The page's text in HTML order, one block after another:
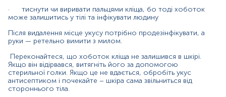
збудниками бореліозу, анаплазмозу та бабезіозу, які
все більше стають поширеними.
При виявленні вірусу кліщового енцефаліту
проводиться імунопрофілактика пацієнта для
Якщо кліщ заражений
Якщо кліщ заражений на хворобу Лайма (бореліоз),
захворювання виявиться не у всіх укушених. У половини
· тиснути чи виривати пальцями кліща, бо тоді хоботок
може залишитись у тілі та інфікувати людину
Після видалення місце укусу потрібно продезінфікувати, а
руки — ретельно вимити з милом.
Переконайтеся, що хоботок кліща не залишився в шкірі.
Якщо він відірвався, витягніть його за допомогою
стерильної голки. Якщо це не вдається, обробіть укус
антисептиком і почекайте – шкіра сама звільниться від
стороннього тіла.